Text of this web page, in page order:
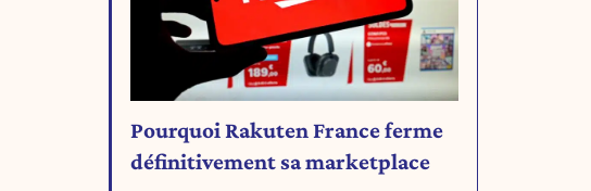
Pourquoi Rakuten France ferme
définitivement sa marketplace